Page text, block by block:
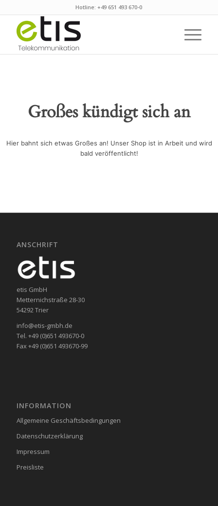
Hotline: +49 651 493 670-0
Großes kündigt sich an
Hier bahnt sich etwas Großes an! Unser Shop ist in Arbeit und wird
bald veröffentlicht!
ANSCHRIFT
etis GmbH
Metternichstraße 28-30
54292 Trier
info@etis-gmbh.de
Tel. +49 (0)651 493670-0
Fax +49 (0)651 493670-99
INFORMATION
Allgemeine Geschäftsbedingungen
Datenschutzerklärung
Impressum
Preisliste